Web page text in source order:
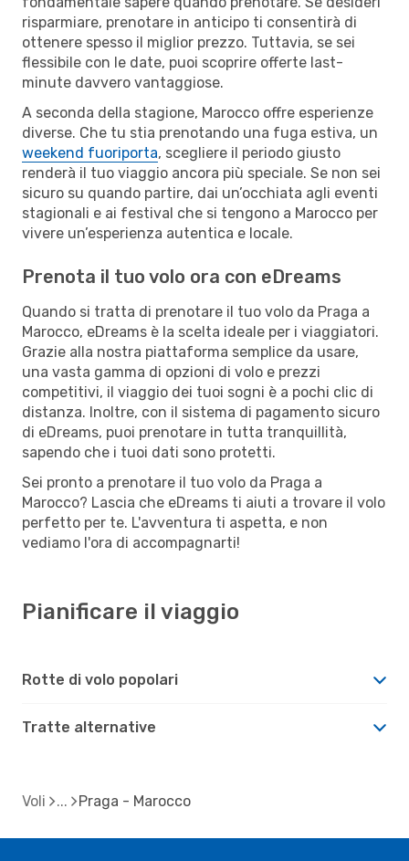
risparmiare, prenotare in anticipo ti consentirà di
ottenere spesso il miglior prezzo. Tuttavia, se sei
flessibile con le date, puoi scoprire offerte last-
minute davvero vantaggiose.
A seconda della stagione, Marocco offre esperienze
diverse. Che tu stia prenotando una fuga estiva, un
weekend fuoriporta, scegliere il periodo giusto
renderà il tuo viaggio ancora più speciale. Se non sei
sicuro su quando partire, dai un’occhiata agli eventi
stagionali e ai festival che si tengono a Marocco per
vivere un’esperienza autentica e locale.
Prenota il tuo volo ora con eDreams
Quando si tratta di prenotare il tuo volo da Praga a
Marocco, eDreams è la scelta ideale per i viaggiatori.
Grazie alla nostra piattaforma semplice da usare,
una vasta gamma di opzioni di volo e prezzi
competitivi, il viaggio dei tuoi sogni è a pochi clic di
distanza. Inoltre, con il sistema di pagamento sicuro
di eDreams, puoi prenotare in tutta tranquillità,
sapendo che i tuoi dati sono protetti.
Sei pronto a prenotare il tuo volo da Praga a
Marocco? Lascia che eDreams ti aiuti a trovare il volo
perfetto per te. L'avventura ti aspetta, e non
vediamo l'ora di accompagnarti!
Pianificare il viaggio
Rotte di volo popolari
Tratte alternative
Voli Praga - Marocco